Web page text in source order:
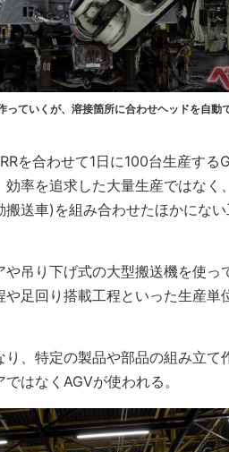
っていくが、溶接箇所に合わせヘッドを自動
を合わせて1日に100台生産する
率を追求した大量生産ではなく
送車)を組み合わせたほかにな
吊り下げ式の大型搬送機を使っ
足回り搭載工程といった生産単
、特定の製品や部品の組み立て
はなくAGVが使われる。